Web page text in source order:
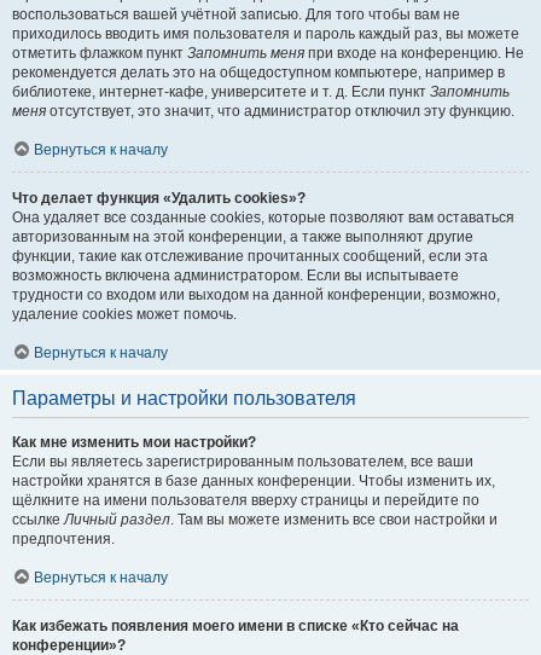
воспользоваться вашей учётной записью. Для того чтобы вам не
приходилось вводить имя пользователя и пароль каждый раз, вы можете
отметить флажком пункт Запомнить меня при входе на конференцию. Не
рекомендуется делать это на общедоступном компьютере, например в
библиотеке, интернет-кафе, университете и т. д. Если пункт Запомнить
меня отсутствует, это значит, что администратор отключил эту функцию.
Вернуться к началу
Что делает функция «Удалить cookies»?
Она удаляет все созданные cookies, которые позволяют вам оставаться
авторизованным на этой конференции, а также выполняют другие
функции, такие как отслеживание прочитанных сообщений, если эта
возможность включена администратором. Если вы испытываете
трудности со входом или выходом на данной конференции, возможно,
удаление cookies может помочь.
Вернуться к началу
Параметры и настройки пользователя
Как мне изменить мои настройки?
Если вы являетесь зарегистрированным пользователем, все ваши
настройки хранятся в базе данных конференции. Чтобы изменить их,
щёлкните на имени пользователя вверху страницы и перейдите по
ссылкеЛичный раздел. Там вы можете изменить все свои настройки и
предпочтения.
Вернуться к началу
Как избежать появления моего имени в списке «Кто сейчас на
конференции»?